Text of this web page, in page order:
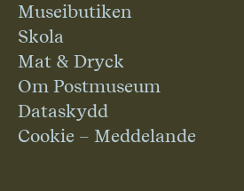
Museibutiken
Skola
Mat & Dryck
Om Postmuseum
Dataskydd
Cookie – Meddelande